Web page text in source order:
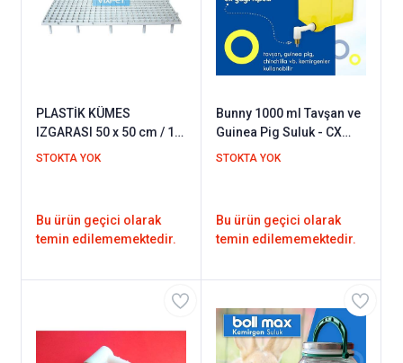
PLASTİK KÜMES
IZGARASI 50 x 50 cm / 1
metre kare
STOKTA YOK
Bu ürün geçici olarak
temin edilememektedir.
Bunny 1000 ml Tavşan ve
Guinea Pig Suluk - CX
Yaylı Nipel
STOKTA YOK
Bu ürün geçici olarak
temin edilememektedir.